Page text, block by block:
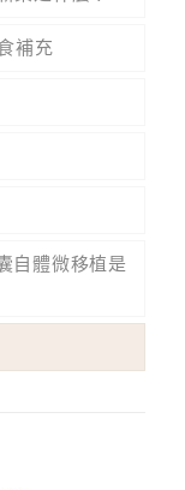
補充
自體微移植是